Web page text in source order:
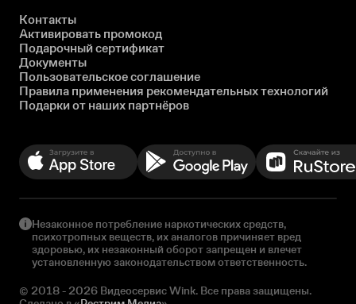
Контакты
Активировать промокод
Подарочный сертификат
Документы
Пользовательское соглашение
Правила применения рекомендательных технологий
Подарки от наших партнёров
Незаконное потребление наркотических средств,
психотропных веществ, их аналогов причиняет вред
здоровью, их незаконный оборот запрещен и влечет
установленную законодательством ответственность.
© 2018 - 2026 Видеосервис Wink. Все права защищены.